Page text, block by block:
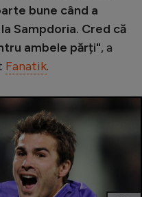
bune când a
Sampdoria. Cred că
ambele părți", a
Fanatik.